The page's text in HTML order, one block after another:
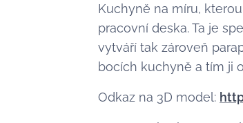
Kuchyně na míru,
pracovní deska. Ta je
vytváří tak zároveň
bocích kuchyně a tím ji
Odkaz na 3D model: